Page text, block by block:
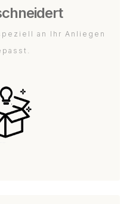
an Ihr Anliegen